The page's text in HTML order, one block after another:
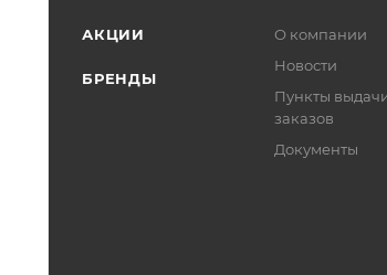
АКЦИИ
БРЕНДЫ
О компании
Новости
Пункты
заказов
Документы